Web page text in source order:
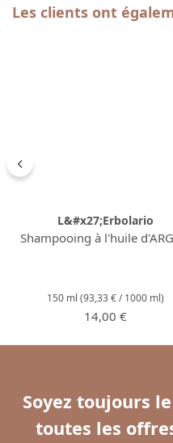
Ignorer la galerie de produits
Les clients ont
L&#x27;Erbolario
Shampooing à l'huile
150 ml (93,33 € / 1000 ml)
Prix régulier :
14,00 €
Soyez toujours
toutes les